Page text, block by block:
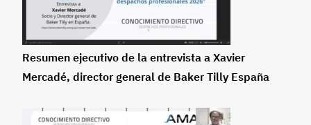
Resumen ejecutivo de la entrevista a Xavier
Mercadé, director general de Baker Tilly España